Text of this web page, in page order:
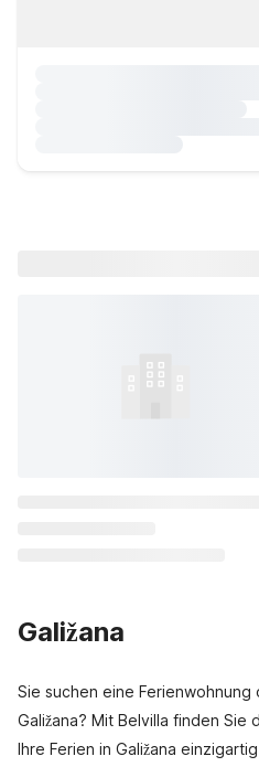
Galižana
Sie suchen eine Ferienwohnung
Galižana? Mit Belvilla finden Sie
Ihre Ferien in Galižana